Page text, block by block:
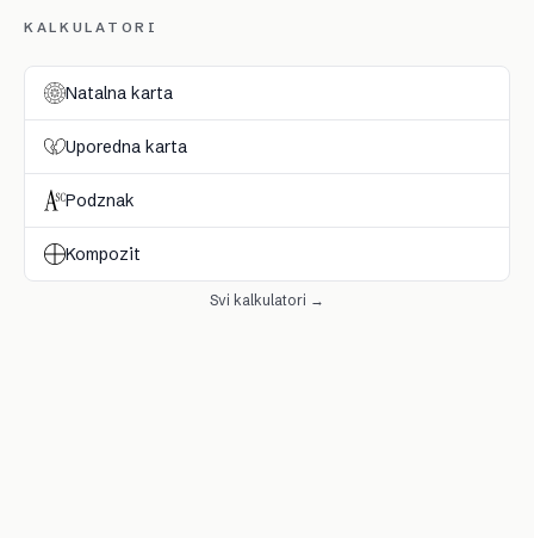
KALKULATORI
Natalna karta
Uporedna karta
Podznak
Kompozit
Svi kalkulatori →